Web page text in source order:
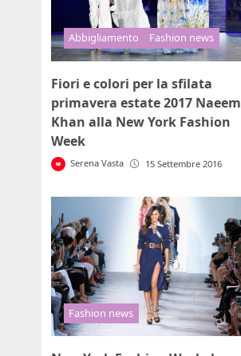
Abbigliamento Fashion news
Fiori e colori per la sfilata
primavera estate 2017 Naeem
Khan alla New York Fashion
Week
Serena Vasta 15 Settembre 2016
Fashion news